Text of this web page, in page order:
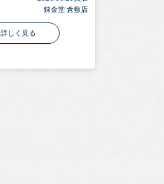
錬金堂 倉敷店
詳しく見る